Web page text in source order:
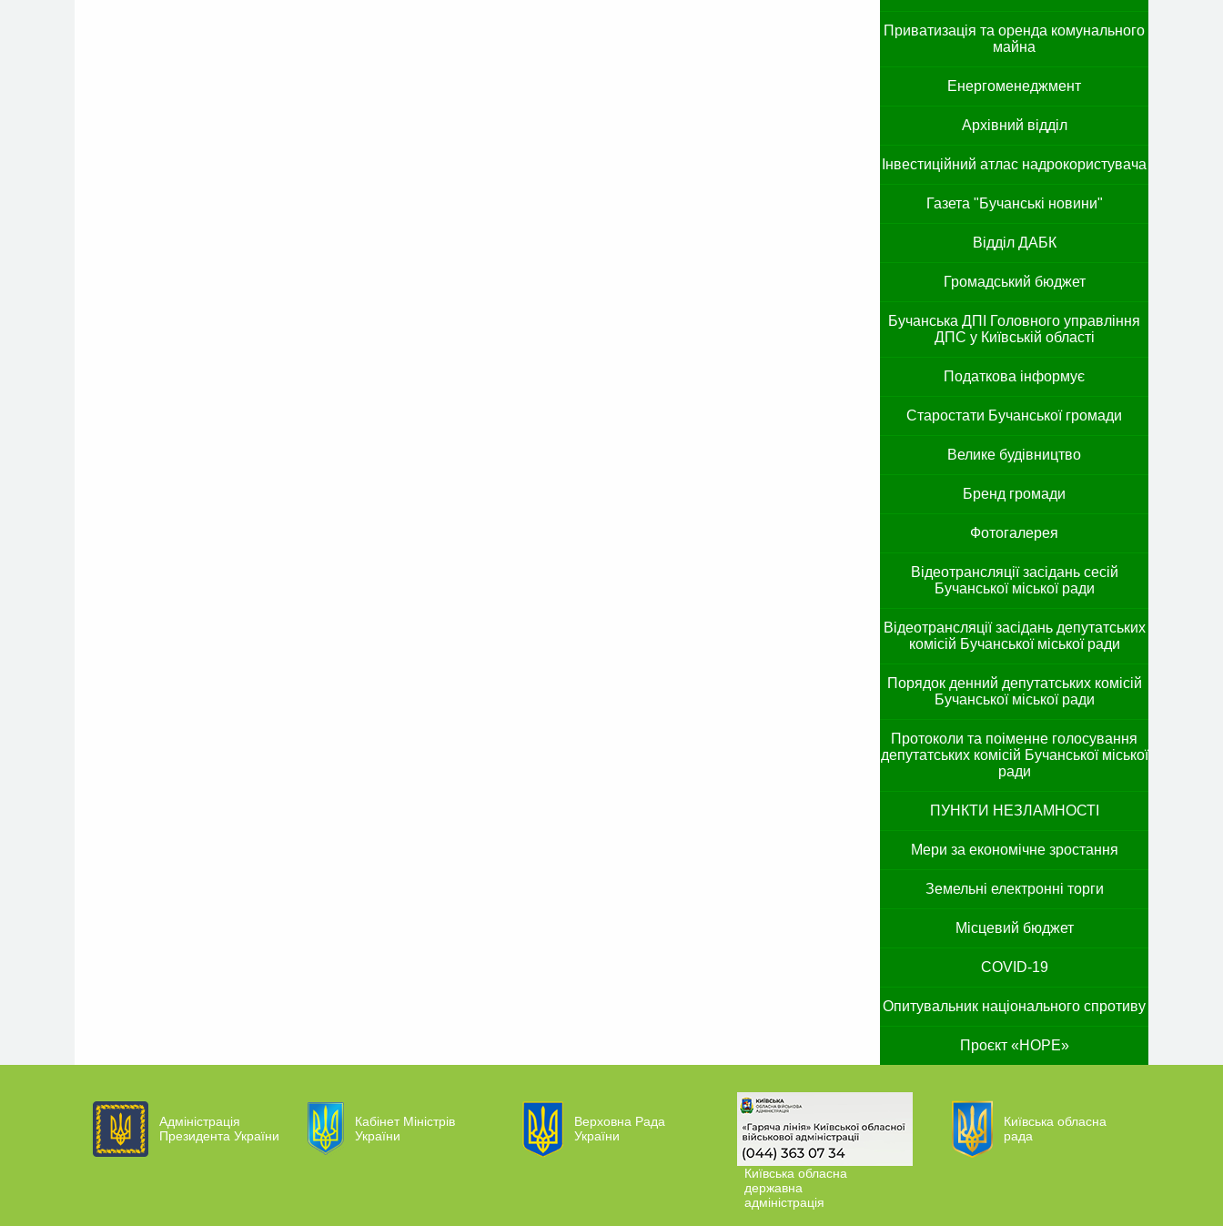
Приватизація та оренда комунального
майна
Енергоменеджмент
Архівний відділ
Інвестиційний атлас надрокористувача
Газета "Бучанські новини"
Відділ ДАБК
Громадський бюджет
Бучанська ДПІ Головного управління
ДПС у Київській області
Податкова інформує
Старостати Бучанської громади
Велике будівництво
Бренд громади
Фотогалерея
Відеотрансляції засідань сесій
Бучанської міської ради
Відеотрансляції засідань депутатських
комісій Бучанської міської ради
Порядок денний депутатських комісій
Бучанської міської ради
Протоколи та поіменне голосування
депутатських комісій Бучанської міської
ради
ПУНКТИ НЕЗЛАМНОСТІ
Мери за економічне зростання
Земельні електронні торги
Місцевий бюджет
COVID-19
Опитувальник національного спротиву
Проєкт «HOPE»
Адміністрація
Президента України
Кабінет Міністрів
України
Верховна Рада
України
Київська обласна
державна
адміністрація
Київська обласна
рада